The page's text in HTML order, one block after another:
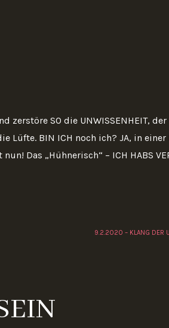
zerstöre SO die UNWISSENHEIT,
Lüfte. BIN ICH noch ich? JA, in einer
Das „Hühnerisch“ – ICH HABS
9.2.2020 – KLANG DER